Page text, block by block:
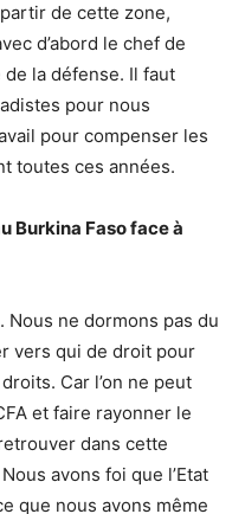
de cette zone,
d’abord le chef de
de la défense. Il faut
pour nous
pour compenser les
toutes ces années.
Burkina Faso face à
Nous ne dormons pas du
vers qui de droit pour
Car l’on ne peut
et faire rayonner le
dans cette
avons foi que l’Etat
que nous avons même